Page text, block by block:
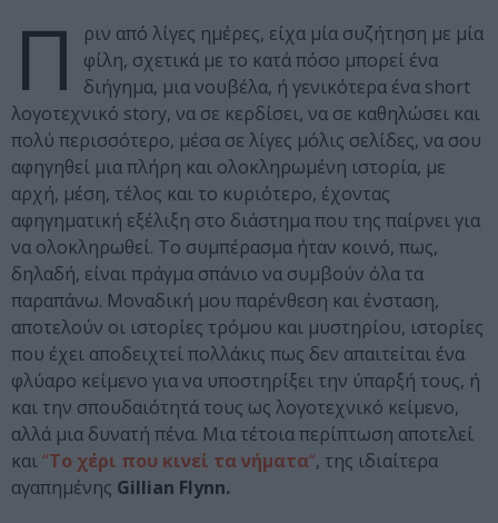
Π
ριν από λίγες ημέρες, είχα μία συζήτηση με μία
φίλη, σχετικά με το κατά πόσο μπορεί ένα
διήγημα, μια νουβέλα, ή γενικότερα ένα short
λογοτεχνικό story, να σε κερδίσει, να σε καθηλώσει και
πολύ περισσότερο, μέσα σε λίγες μόλις σελίδες, να σου
αφηγηθεί μια πλήρη και ολοκληρωμένη ιστορία, με
αρχή, μέση, τέλος και το κυριότερο, έχοντας
αφηγηματική εξέλιξη στο διάστημα που της παίρνει για
να ολοκληρωθεί. Το συμπέρασμα ήταν κοινό, πως,
δηλαδή, είναι πράγμα σπάνιο να συμβούν όλα τα
παραπάνω. Μοναδική μου παρένθεση και ένσταση,
αποτελούν οι ιστορίες τρόμου και μυστηρίου, ιστορίες
που έχει αποδειχτεί πολλάκις πως δεν απαιτείται ένα
φλύαρο κείμενο για να υποστηρίξει την ύπαρξή τους, ή
και την σπουδαιότητά τους ως λογοτεχνικό κείμενο,
αλλά μια δυνατή πένα. Μια τέτοια περίπτωση αποτελεί
και“Το χέρι που κινεί τα νήματα“, της ιδιαίτερα
αγαπημένης Gillian Flynn.